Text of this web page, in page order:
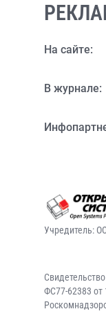
На сайте:
В журнале:
Учредитель:
ФС77-62383